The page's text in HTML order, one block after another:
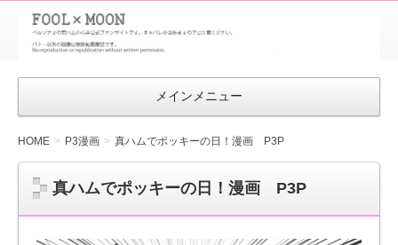
FOOL×MOON
｜ペルソナ
3 荒ハム中
メインメニュー
HOME P3漫画 真ハムでポッキーの日！漫画 P3P
真ハムでポッキーの日！漫画 P3P